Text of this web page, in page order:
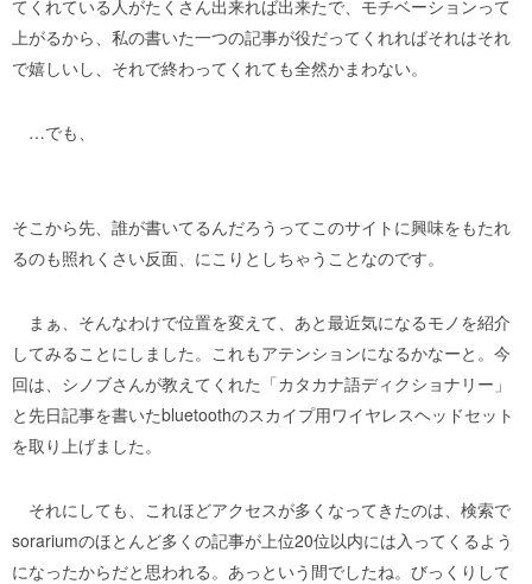
てくれている人がたくさん出来れば出来たで、モチベーションって
上がるから、私の書いた一つの記事が役だってくれればそれはそれ
で嬉しいし、それで終わってくれても全然かまわない。
…でも、
そこから先、誰が書いてるんだろうってこのサイトに興味をもたれ
るのも照れくさい反面、にこりとしちゃうことなのです。
まぁ、そんなわけで位置を変えて、あと最近気になるモノを紹介
してみることにしました。これもアテンションになるかなーと。今
回は、シノブさんが教えてくれた「カタカナ語ディクショナリー」
と先日記事を書いたbluetoothのスカイプ用ワイヤレスヘッドセット
を取り上げました。
それにしても、これほどアクセスが多くなってきたのは、検索で
sorariumのほとんど多くの記事が上位20位以内には入ってくるよう
になったからだと思われる。あっという間でしたね。びっくりして